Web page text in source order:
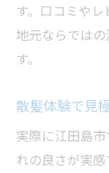
す。口コミや
地元ならでは
す。
散髪体験で見
実際に江田島
れの良さが実